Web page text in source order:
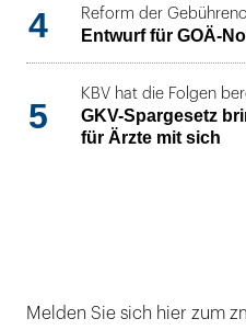
4 Reform der
Entwurf für GOÄ-
5
KBV hat die Folgen
GKV-Spargesetz
für Ärzte mit sich
Melden Sie sich hier zum